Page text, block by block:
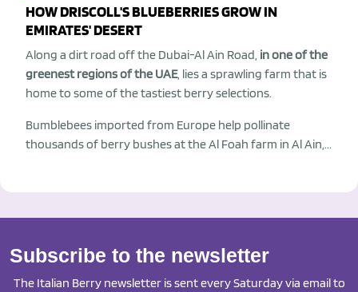
HOW DRISCOLL'S BLUEBERRIES GROW IN
EMIRATES' DESERT
Along a dirt road off the Dubai-Al Ain Road, in one of the
greenest regions of the UAE, lies a sprawling farm that is
home to some of the tastiest berry selections.
Bumblebees imported from Europe help pollinate
thousands of berry bushes at the Al Foah farm in Al Ain,...
Subscribe to the newsletter
The Italian Berry newsletter is sent every Saturday via email to